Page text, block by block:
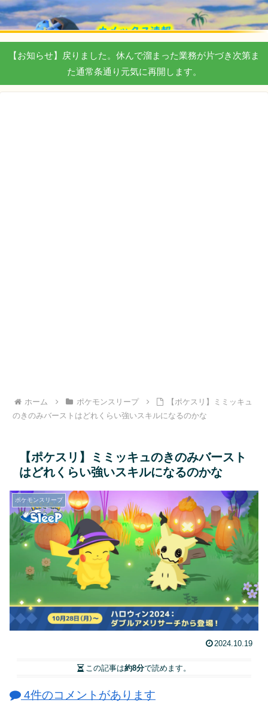
【お知らせ】戻りました。休んで溜まった業務が片づき次第ま
た通常条通り元気に再開します。
ホーム ポケモンスリープ
【ポケスリ】ミミッキュ
のきのみバーストはどれくらい強いスキルになるのかな
【ポケスリ】ミミッキュのきのみバースト
はどれくらい強いスキルになるのかな
ポケモンスリープ
2024.10.19
この記事は約8分で読めます。
4件のコメントがあります